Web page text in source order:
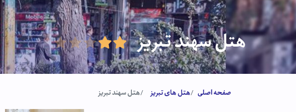
هتل سهند تبریز
صفحه اصلی هتل های تبریز هتل سهند تبریز